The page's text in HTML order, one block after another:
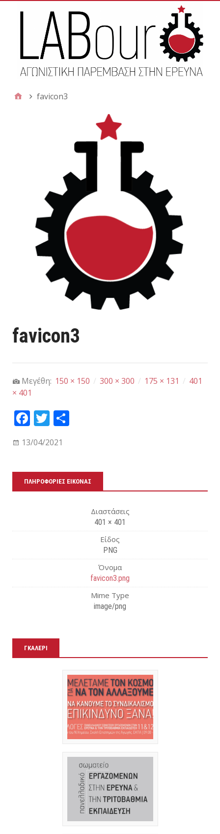
favicon3
favicon3
Μεγέθη: 150 × 150 / 300 × 300 / 175 × 131 / 401
× 401
Fa
bo
T
tt
εί
τε
13/04/2021
ΠΛΗΡΟΦΟΡΊΕΣ ΕΙΚΌΝΑΣ
Διαστάσεις
401 × 401
Είδος
PNG
Όνομα
favicon3.png
Mime Type
image/png
ΓΚΑΛΕΡΊ